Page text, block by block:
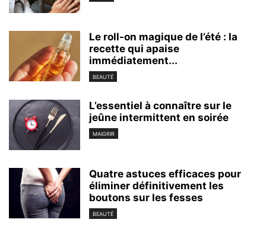
Le roll-on magique de l’été : la
recette qui apaise
immédiatement...
BEAUTÉ
L’essentiel à connaître sur le
jeûne intermittent en soirée
MAIGRIR
Quatre astuces efficaces pour
éliminer définitivement les
boutons sur les fesses
BEAUTÉ